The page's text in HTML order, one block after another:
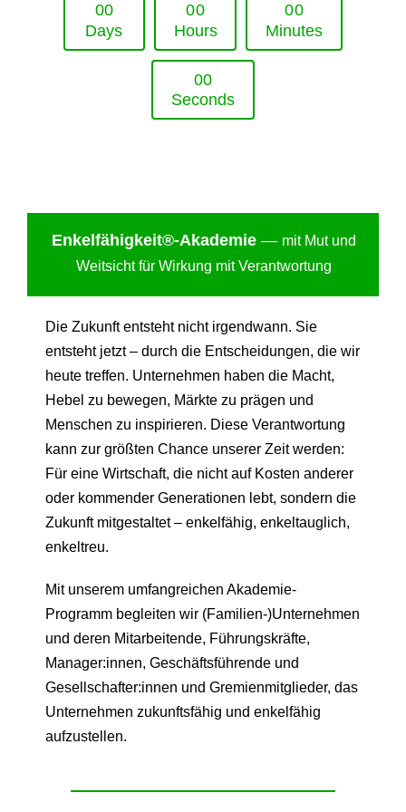
00
Days
00
Hours
00
Minutes
00
Seconds
Enkelfähigkeit®-Akademie — mit Mut und
Weitsicht für Wirkung mit Verantwortung
Die Zukunft entsteht nicht irgendwann. Sie
entsteht jetzt – durch die Entscheidungen, die wir
heute treffen. Unternehmen haben die Macht,
Hebel zu bewegen, Märkte zu prägen und
Menschen zu inspirieren. Diese Verantwortung
kann zur größten Chance unserer Zeit werden:
Für eine Wirtschaft, die nicht auf Kosten anderer
oder kommender Generationen lebt, sondern die
Zukunft mitgestaltet – enkelfähig, enkeltauglich,
enkeltreu.
Mit unserem umfangreichen Akademie-
Programm begleiten wir (Familien-)Unternehmen
und deren Mitarbeitende, Führungskräfte,
Manager:innen, Geschäftsführende und
Gesellschafter:innen und Gremienmitglieder, das
Unternehmen zukunftsfähig und enkelfähig
aufzustellen.